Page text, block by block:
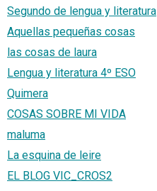
Segundo de lengua y literatura
Aquellas pequeñas cosas
las cosas de laura
Lengua y literatura 4º ESO
Quimera
COSAS SOBRE MI VIDA
maluma
La esquina de leire
EL BLOG VIC_CROS2